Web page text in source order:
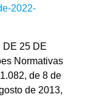
2022-
DE 25 DE
Normativas
de 8 de
de 2013,